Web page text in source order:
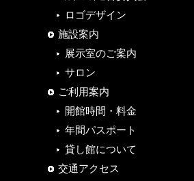
ロゴデザイン
施設案内
展示室のご案内
サロン
ご利用案内
開館時間・料金
年間パスポート
貸し館について
交通アクセス